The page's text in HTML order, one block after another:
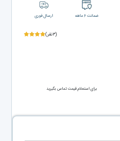
ضمانت ۶ ماهه ارسال فوری
(۳نفر)
برای استعلام قیمت تماس بگیرید